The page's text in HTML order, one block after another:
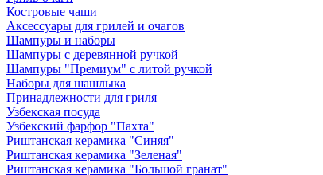
Костровые чаши
Аксессуары для грилей и очагов
Шампуры и наборы
Шампуры с деревянной ручкой
Шампуры "Премиум" с литой ручкой
Наборы для шашлыка
Принадлежности для гриля
Узбекская посуда
Узбекский фарфор "Пахта"
Риштанская керамика "Синяя"
Риштанская керамика "Зеленая"
Риштанская керамика "Большой гранат"